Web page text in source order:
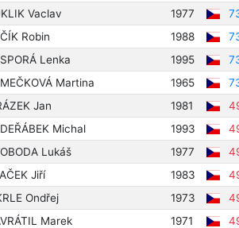
Vaclav 1977
Robin 1988
Lenka 1995
Martina 1965
Jan 1981
Michal 1993
Lukáš 1977
Jiří 1983
Ondřej 1973
Marek 1971